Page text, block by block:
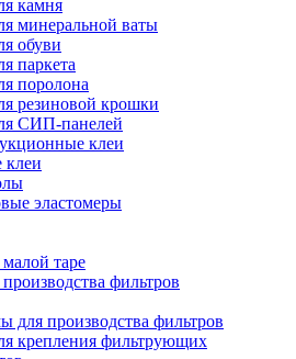
камня
минеральной ваты
обуви
паркета
поролона
резиновой крошки
СИП-панелей
клеи
клеи
эластомеры
таре
фильтров
для производства фильтров
крепления фильтрующих